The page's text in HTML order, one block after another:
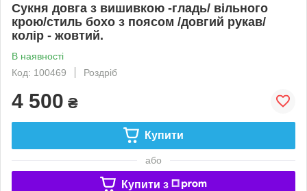
Сукня довга з вишивкою -гладь/ вільного
крою/стиль бохо з поясом /довгий рукав/
колір - жовтий.
В наявності
Код: 100469
Роздріб
4 500 ₴
Купити
або
Купити з